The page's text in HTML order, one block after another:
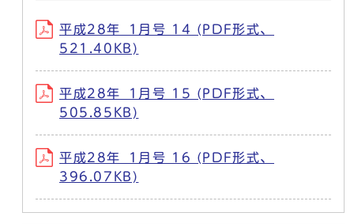
平成28年_1月号 14 (PDF形式、
521.40KB)
平成28年_1月号 15 (PDF形式、
505.85KB)
平成28年_1月号 16 (PDF形式、
396.07KB)